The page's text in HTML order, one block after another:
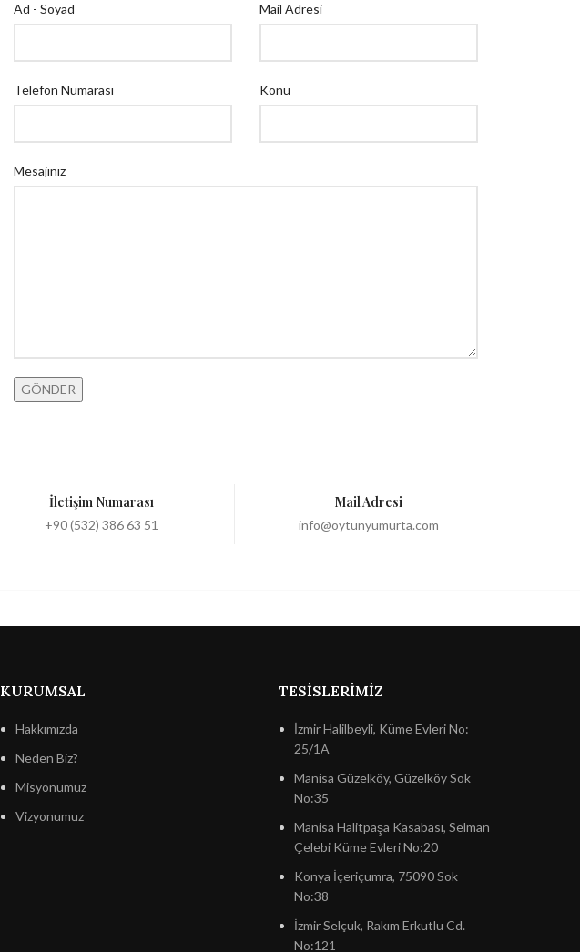
Ad - Soyad Mail Adresi
Telefon Numarası Konu
Mesajınız
İletişim Numarası
+90 (532) 386 63 51
Mail Adresi
info@oytunyumurta.com
KURUMSAL
Hakkımızda
Neden Biz?
Misyonumuz
Vizyonumuz
TESISLERIMIZ
İzmir Halilbeyli, Küme Evleri No:
25/1A
Manisa Güzelköy, Güzelköy Sok
No:35
Manisa Halitpaşa Kasabası, Selman
Çelebi Küme Evleri No:20
Konya İçeriçumra, 75090 Sok
No:38
İzmir Selçuk, Rakım Erkutlu Cd.
No:121